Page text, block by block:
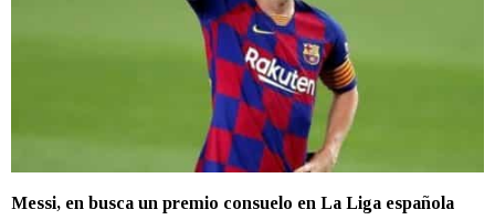
Messi, en busca un premio consuelo en La Liga española